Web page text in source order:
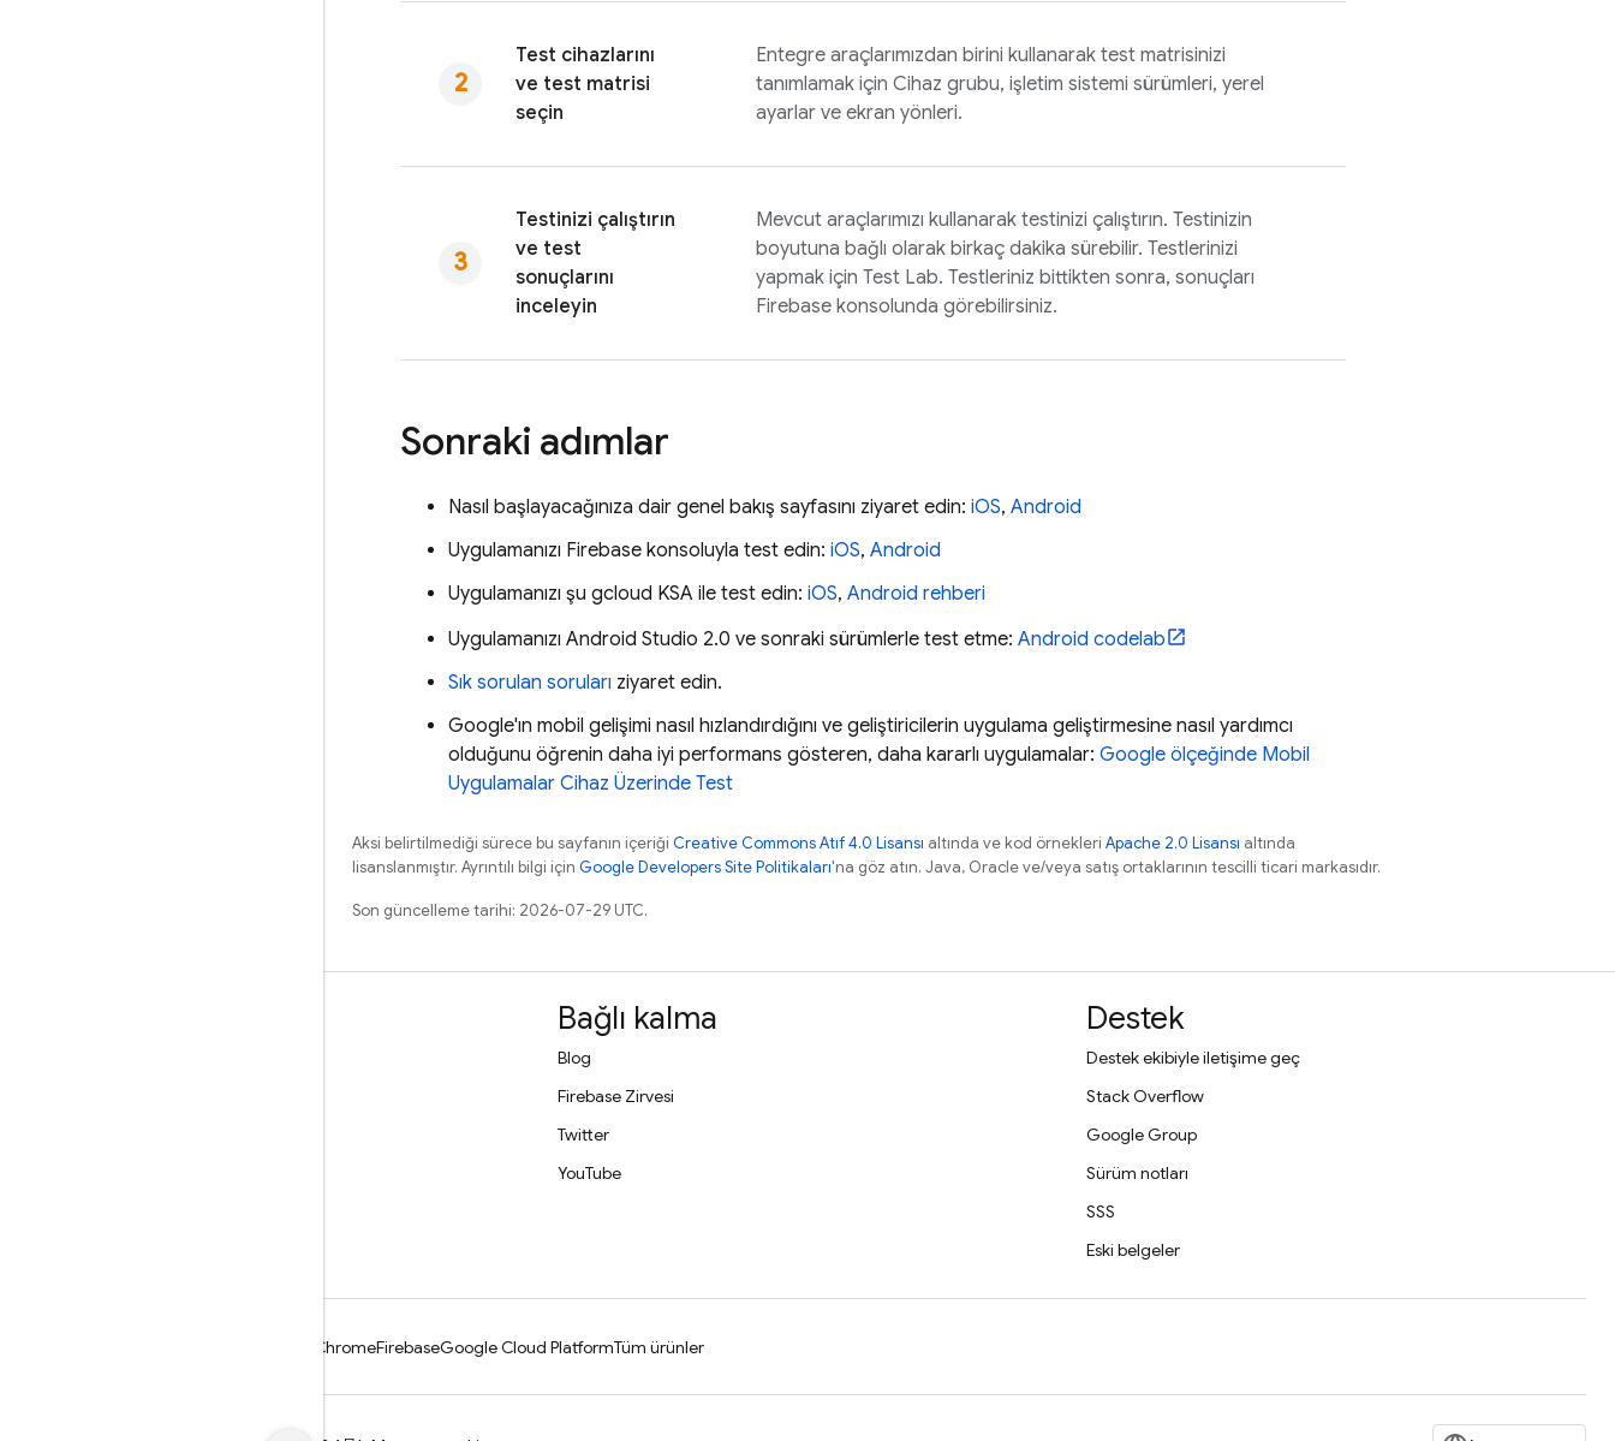
Test cihazlarını
ve test matrisi
seçin
Entegre araçlarımızdan birini kullanarak test matrisinizi
tanımlamak için Cihaz grubu, işletim sistemi sürümleri, yerel
ayarlar ve ekran yönleri.
Testinizi çalıştırın
ve test
sonuçlarını
inceleyin
Mevcut araçlarımızı kullanarak testinizi çalıştırın. Testinizin
boyutuna bağlı olarak birkaç dakika sürebilir. Testlerinizi
yapmak için Test Lab. Testleriniz bittikten sonra, sonuçları
Firebase konsolunda görebilirsiniz.
Sonraki adımlar
Nasıl başlayacağınıza dair genel bakış sayfasını ziyaret edin: iOS, Android
Uygulamanızı Firebase konsoluyla test edin: iOS, Android
Uygulamanızı şu gcloud KSA ile test edin: iOS, Android rehberi
Uygulamanızı Android Studio 2.0 ve sonraki sürümlerle test etme: Android codelab
Sık sorulan soruları ziyaret edin.
Google'ın mobil gelişimi nasıl hızlandırdığını ve geliştiricilerin uygulama geliştirmesine nasıl yardımcı
olduğunu öğrenin daha iyi performans gösteren, daha kararlı uygulamalar: Google ölçeğinde Mobil
Uygulamalar Cihaz Üzerinde Test
Aksi belirtilmediği sürece bu sayfanın içeriği Creative Commons Atıf 4.0 Lisansı altında ve kod örnekleri Apache 2.0 Lisansı altında
lisanslanmıştır. Ayrıntılı bilgi için Google Developers Site Politikaları'na göz atın. Java, Oracle ve/veya satış ortaklarının tescilli ticari markasıdır.
Son güncelleme tarihi: 2026-07-29 UTC.
Bağlı kalma
Blog
Firebase Zirvesi
Twitter
YouTube
Destek
Destek ekibiyle iletişime geç
Stack Overflow
Google Group
Sürüm notları
SSS
Eski belgeler
ChromeFirebaseGoogle Cloud PlatformTüm ürünler